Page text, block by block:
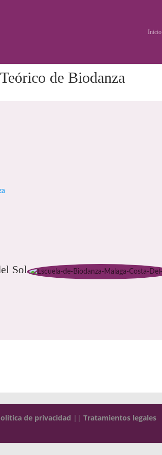
Inicio
de Biodanza
Sol
de privacidad ||Tratamientos legales